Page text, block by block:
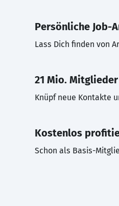
Persönliche Job-
Lass Dich finden von
21 Mio. Mitglieder
Knüpf neue Kontakte
Kostenlos
Schon als Basis-